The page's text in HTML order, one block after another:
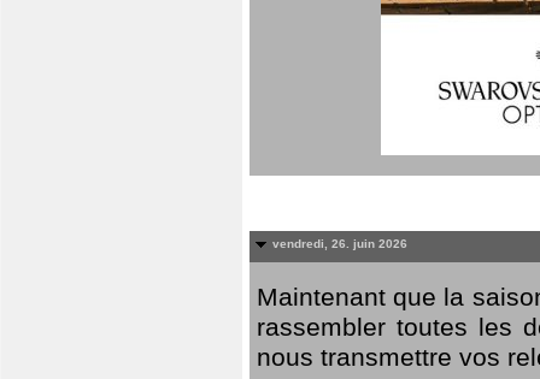
vendredi, 26. juin 2026
Maintenant que la
rassembler toutes les
nous transmettre vos